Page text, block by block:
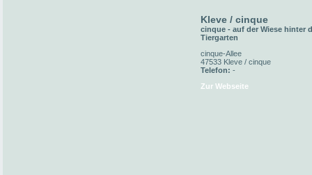
Kleve / cinque
cinque - auf der Wiese hinter
Tiergarten
cinque-Allee
47533 Kleve / cinque
Telefon: -
Zur Webseite